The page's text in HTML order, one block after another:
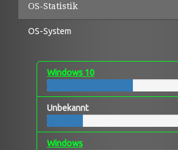
OS-Statistik
OS-System
Windows 10
Unbekannt
Windows